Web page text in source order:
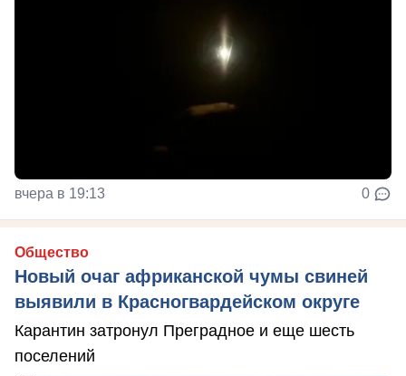
вчера в 19:13 0
Общество
Новый очаг африканской чумы свиней
выявили в Красногвардейском округе
Карантин затронул Преградное и еще шесть
поселений